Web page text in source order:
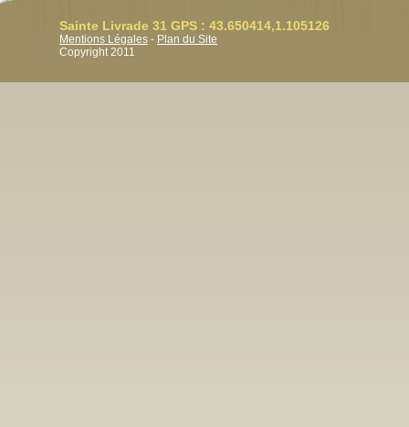
Sainte Livrade 31 GPS : 43.650414,1.105126
Mentions Légales - Plan du Site
Copyright 2011